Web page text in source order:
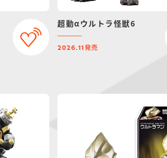
超動αウルトラ怪獣6
2026.11 発売